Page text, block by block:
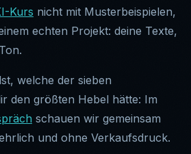
Kurs nicht mit Musterbeispielen,
echten Projekt: deine Texte,
welche der sieben
den größten Hebel hätte: Im
schauen wir gemeinsam
und ohne Verkaufsdruck.